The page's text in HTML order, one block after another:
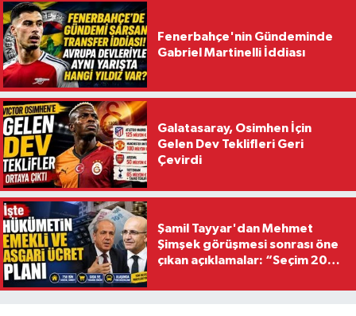
Fenerbahçe'nin Gündeminde
Gabriel Martinelli İddiası
Galatasaray, Osimhen İçin
Gelen Dev Teklifleri Geri
Çevirdi
Şamil Tayyar'dan Mehmet
Şimşek görüşmesi sonrası öne
çıkan açıklamalar: “Seçim 2028